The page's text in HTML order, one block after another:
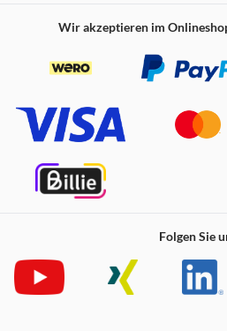
Wir akzeptieren im
Folgen Sie